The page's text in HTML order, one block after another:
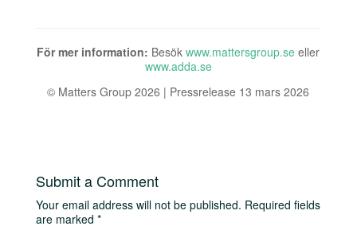
För mer information: Besökwww.mattersgroup.se eller
www.adda.se
© Matters Group 2026 | Pressrelease 13 mars 2026
Submit a Comment
Your email address will not be published. Required fields
are marked *